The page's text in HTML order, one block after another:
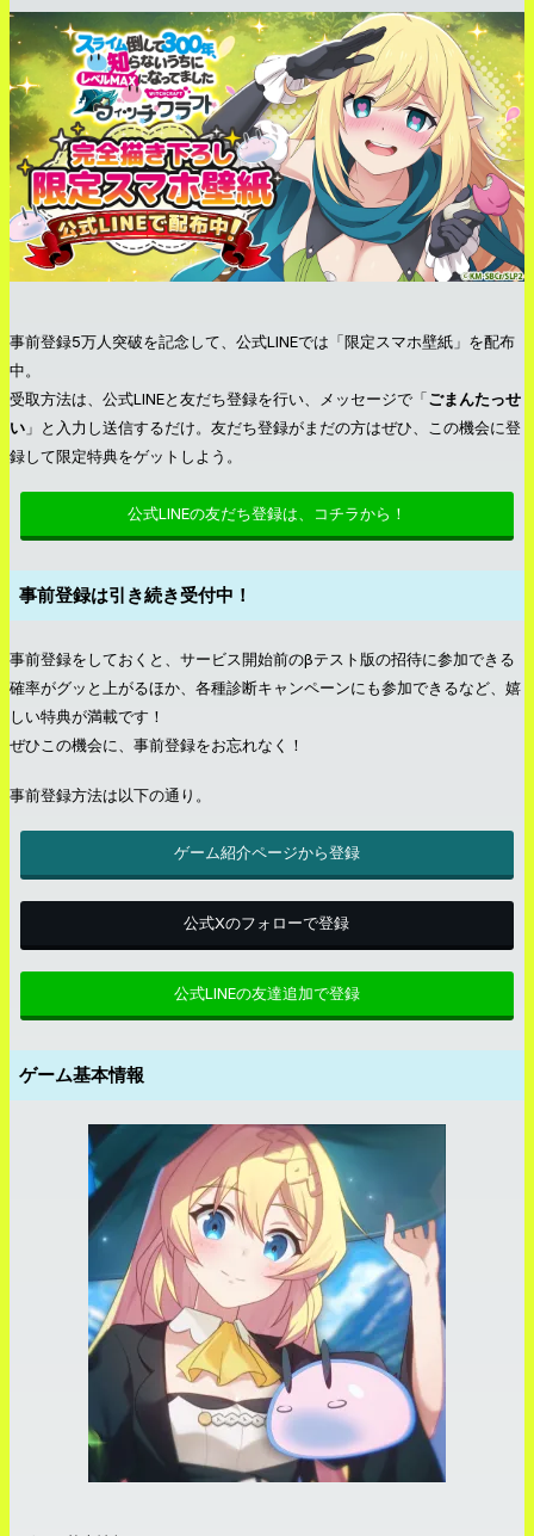
事前登録5万人突破を記念して、公式LINEでは「限定スマホ壁紙」を配布
中。
受取方法は、公式LINEと友だち登録を行い、メッセージで「ごまんたっせ
い 」と入力し送信するだけ。友だち登録がまだの方はぜひ、この機会に登
録して限定特典をゲットしよう。
公式LINEの友だち登録は、コチラから！
事前登録は引き続き受付中！
事前登録をしておくと、サービス開始前のβテスト版の招待に参加できる
確率がグッと上がるほか、各種診断キャンペーンにも参加できるなど、嬉
しい特典が満載です！
ぜひこの機会に、事前登録をお忘れなく！
事前登録方法は以下の通り。
ゲーム紹介ページから登録
公式Xのフォローで登録
公式LINEの友達追加で登録
ゲーム基本情報